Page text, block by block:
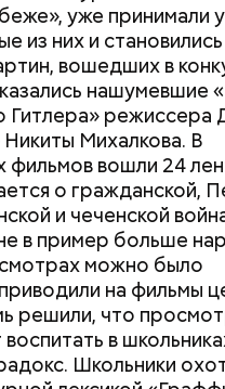
уже принимали
из них и становились
вошедших в
нашумевшие
Гитлера» режиссера
Михалкова. В
фильмов вошли 24
о гражданской,
и чеченской
в пример больше
можно было
на фильмы
решили, что
в
Школьники
Как получить до
рублей от
трудной ситуации:
претендовать и
документы